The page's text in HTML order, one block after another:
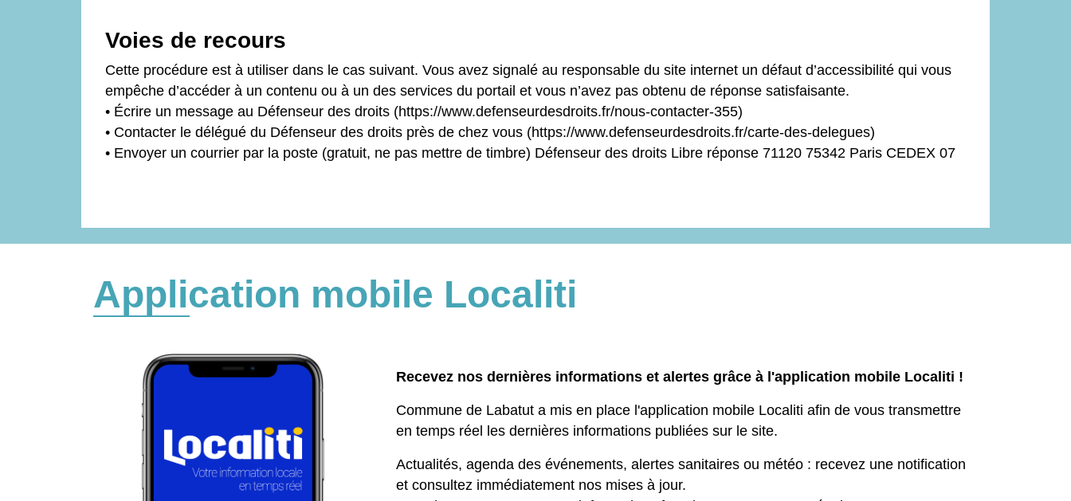
Voies de recours
Cette procédure est à utiliser dans le cas suivant. Vous avez signalé au responsable du site internet un défaut d’accessibilité qui vous
empêche d’accéder à un contenu ou à un des services du portail et vous n’avez pas obtenu de réponse satisfaisante.
• Écrire un message au Défenseur des droits (https://www.defenseurdesdroits.fr/nous-contacter-355)
• Contacter le délégué du Défenseur des droits près de chez vous (https://www.defenseurdesdroits.fr/carte-des-delegues)
• Envoyer un courrier par la poste (gratuit, ne pas mettre de timbre) Défenseur des droits Libre réponse 71120 75342 Paris CEDEX 07
Application mobile Localiti
Recevez nos dernières informations et alertes grâce à l'application mobile Localiti !
Commune de Labatut a mis en place l'application mobile Localiti afin de vous transmettre
en temps réel les dernières informations publiées sur le site.
Actualités, agenda des événements, alertes sanitaires ou météo : recevez une notification
et consultez immédiatement nos mises à jour.